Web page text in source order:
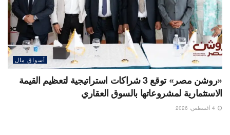
أسواق مال
«روشن مصر» توقع 3 شراكات استراتيجية لتعظيم القيمة
الاستثمارية لمشروعاتها بالسوق العقاري